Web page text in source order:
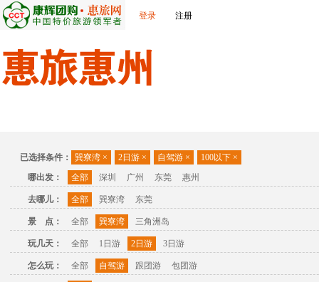
登录 注册
已选择条件： 巽寮湾 × 2日游 × 自驾游 × 100以下 ×
哪出发：
全部 深圳 广州 东莞 惠州
去哪儿： 全部 巽寮湾 东莞
景 点： 全部 巽寮湾 三角洲岛
玩几天： 全部 1日游 2日游 3日游
怎么玩： 全部 自驾游 跟团游 包团游